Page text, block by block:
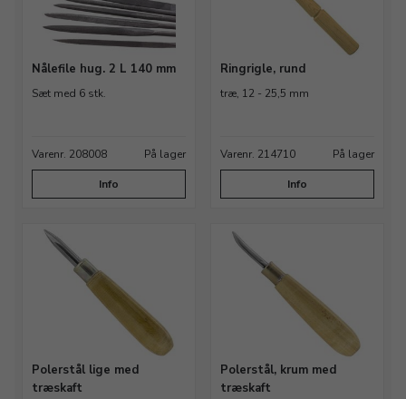
Nålefile hug. 2 L 140 mm
Sæt med 6 stk.
Varenr. 208008 På lager
Info
Ringrigle, rund
træ, 12 - 25,5 mm
Varenr. 214710 På lager
Info
Polerstål lige med
træskaft
Polerstål, krum med
træskaft